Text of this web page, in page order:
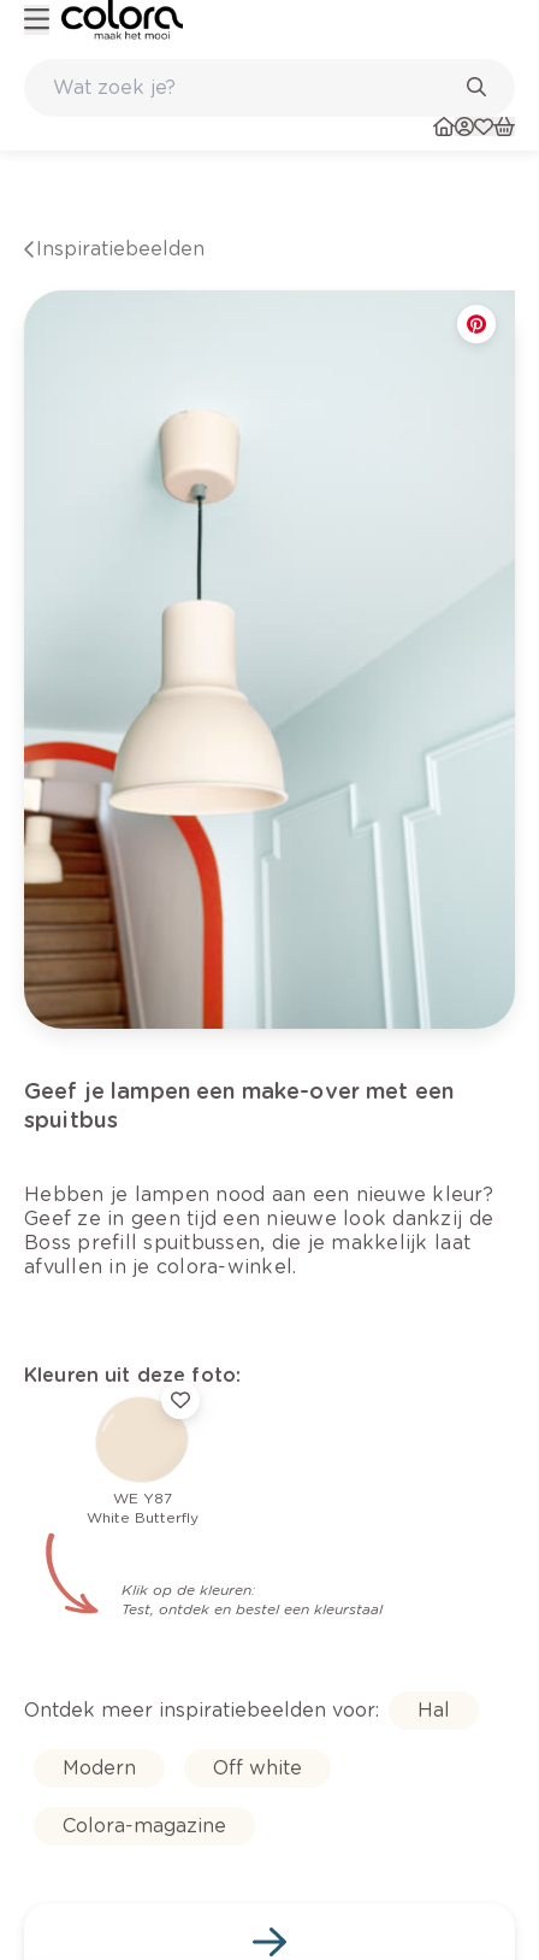
Inspiratiebeelden
Geef je lampen een make-over met een
spuitbus
Hebben je lampen nood aan een nieuwe kleur?
Geef ze in geen tijd een nieuwe look dankzij de
Boss prefill spuitbussen, die je makkelijk laat
afvullen in je colora-winkel.
Kleuren uit deze foto:
WE Y87
White Butterfly
Klik op de kleuren:
Test, ontdek en bestel een kleurstaal
Ontdek meer inspiratiebeelden voor: Hal
Modern Off white
Colora-magazine